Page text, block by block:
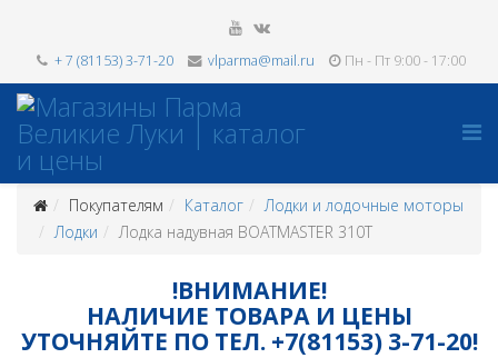
+ 7 (81153) 3-71-20 vlparma@mail.ru Пн - Пт 9:00 - 17:00
Покупателям Каталог
Лодки и лодочные моторы
Лодки
Лодка надувная BOATMASTER 310Т
!ВНИМАНИЕ!
НАЛИЧИЕ ТОВАРА И ЦЕНЫ
УТОЧНЯЙТЕ ПО ТЕЛ. +7(81153) 3-71-20!